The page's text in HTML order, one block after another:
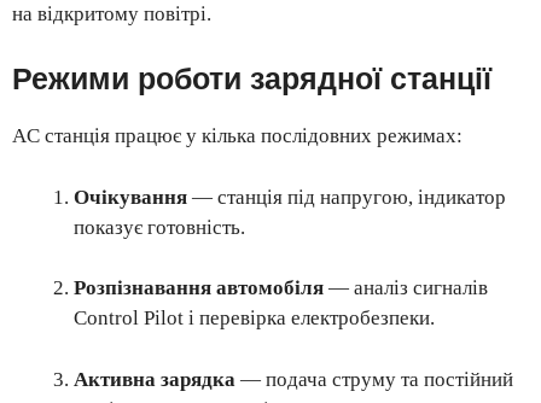
на відкритому повітрі.
Режими роботи зарядної станції
AC станція працює у кілька послідовних режимах:
Очікування — станція під напругою, індикатор
показує готовність.
Розпізнавання автомобіля — аналіз сигналів
Control Pilot і перевірка електробезпеки.
Активна зарядка — подача струму та постійний